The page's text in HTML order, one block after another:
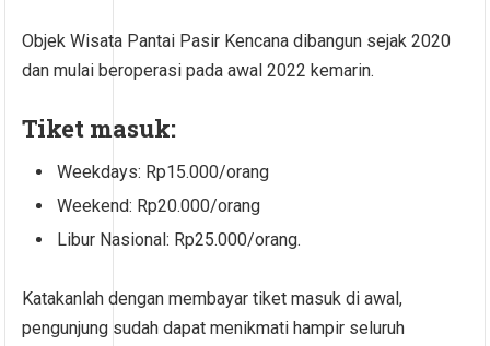
Objek Wisata Pantai Pasir Kencana dibangun sejak 2020
dan mulai beroperasi pada awal 2022 kemarin.
Tiket masuk:
Weekdays: Rp15.000/orang
Weekend: Rp20.000/orang
Libur Nasional: Rp25.000/orang.
Katakanlah dengan membayar tiket masuk di awal,
pengunjung sudah dapat menikmati hampir seluruh